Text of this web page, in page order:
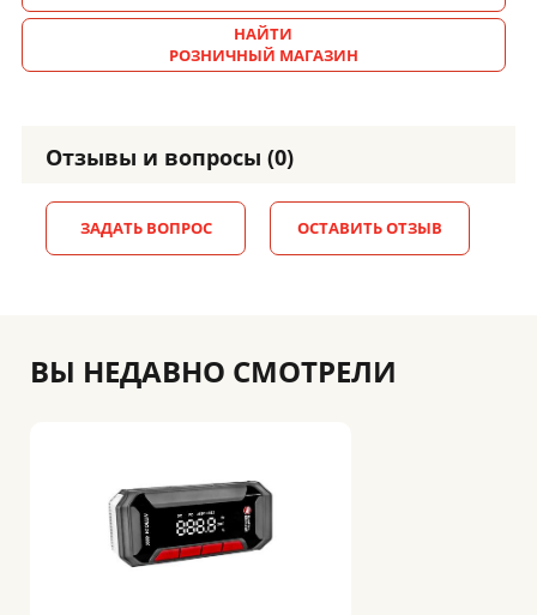
НАЙТИ
РОЗНИЧНЫЙ МАГАЗИН
Отзывы и вопросы (0)
ЗАДАТЬ ВОПРОС ОСТАВИТЬ ОТЗЫВ
ВЫ НЕДАВНО СМОТРЕЛИ